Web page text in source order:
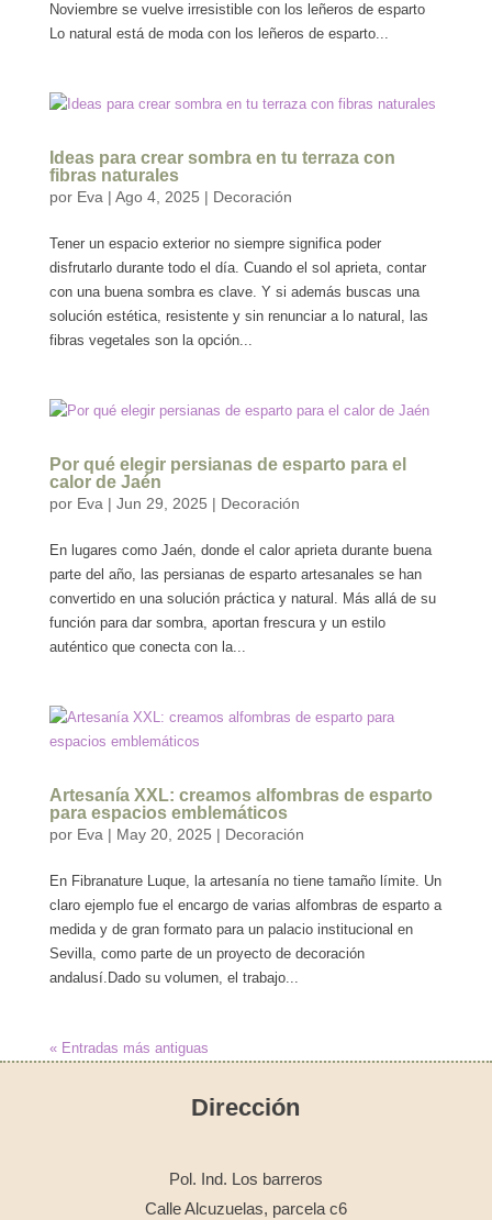
Noviembre se vuelve irresistible con los leñeros de esparto
Lo natural está de moda con los leñeros de esparto...
Ideas para crear sombra en tu terraza con
fibras naturales
por Eva| Ago 4, 2025 | Decoración
Tener un espacio exterior no siempre significa poder
disfrutarlo durante todo el día. Cuando el sol aprieta, contar
con una buena sombra es clave. Y si además buscas una
solución estética, resistente y sin renunciar a lo natural, las
fibras vegetales son la opción...
Por qué elegir persianas de esparto para el
calor de Jaén
por Eva| Jun 29, 2025 | Decoración
En lugares como Jaén, donde el calor aprieta durante buena
parte del año, las persianas de esparto artesanales se han
convertido en una solución práctica y natural. Más allá de su
función para dar sombra, aportan frescura y un estilo
auténtico que conecta con la...
Artesanía XXL: creamos alfombras de esparto
para espacios emblemáticos
por Eva| May 20, 2025 | Decoración
En Fibranature Luque, la artesanía no tiene tamaño límite. Un
claro ejemplo fue el encargo de varias alfombras de esparto a
medida y de gran formato para un palacio institucional en
Sevilla, como parte de un proyecto de decoración
andalusí.Dado su volumen, el trabajo...
« Entradas más antiguas
Dirección
Pol. Ind. Los barreros
Calle Alcuzuelas, parcela c6